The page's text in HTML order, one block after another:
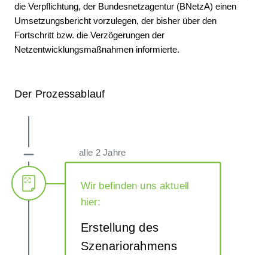
die Verpflichtung, der Bundesnetzagentur (BNetzA) einen
Umsetzungsbericht vorzulegen, der bisher über den
Fortschritt bzw. die Verzögerungen der
Netzentwicklungsmaßnahmen informierte.
Der Prozessablauf
alle 2 Jahre
Wir befinden uns aktuell
hier:
Erstellung des
Szenariorahmens